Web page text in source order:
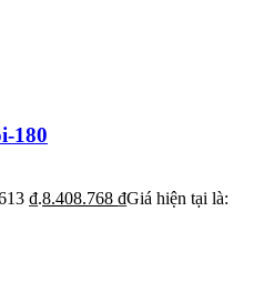
180
₫.8.408.768 ₫Giá hiện tại là: